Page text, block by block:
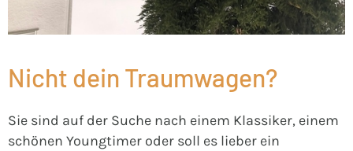
Nicht dein Traumwagen?
Sie sind auf der Suche nach einem Klassiker, einem
schönen Youngtimer oder soll es lieber ein